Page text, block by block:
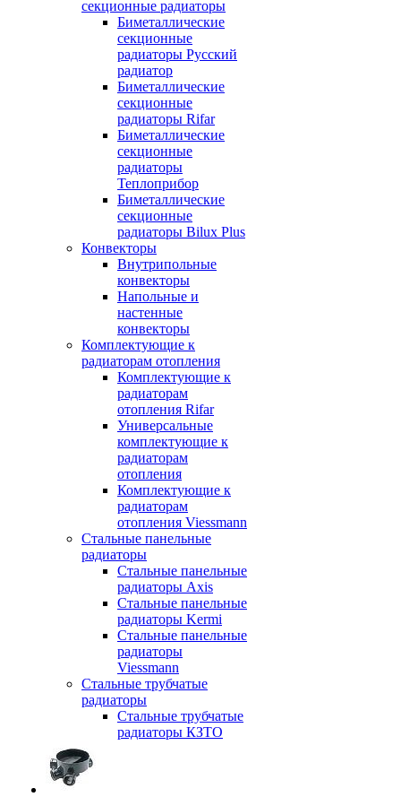
секционные радиаторы
Биметаллические
секционные
радиаторы Русский
радиатор
Биметаллические
секционные
радиаторы Rifar
Биметаллические
секционные
радиаторы
Теплоприбор
Биметаллические
секционные
радиаторы Bilux Plus
Конвекторы
Внутрипольные
конвекторы
Напольные и
настенные
конвекторы
Комплектующие к
радиаторам отопления
Комплектующие к
радиаторам
отопления Rifar
Универсальные
комплектующие к
радиаторам
отопления
Комплектующие к
радиаторам
отопления Viessmann
Стальные панельные
радиаторы
Стальные панельные
радиаторы Axis
Стальные панельные
радиаторы Kermi
Стальные панельные
радиаторы
Viessmann
Стальные трубчатые
радиаторы
Стальные трубчатые
радиаторы КЗТО